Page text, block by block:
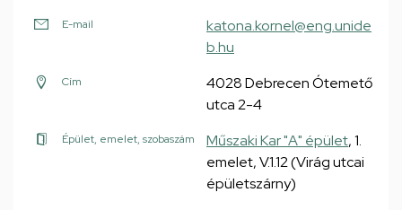
E-mail
katona.kornel@eng.unide
b.hu
Cím
4028 Debrecen Ótemető
utca 2-4
Épület, emelet, szobaszám Műszaki Kar "A" épület, 1.
emelet, V.1.12 (Virág utcai
épületszárny)